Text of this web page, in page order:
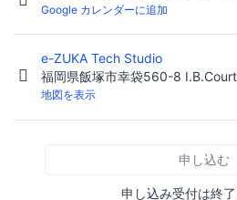
Google カレンダーに追加
e-ZUKA Tech Studio
福岡県飯塚市幸袋560-8
地図を表示
申し込む
申し込み受付は終